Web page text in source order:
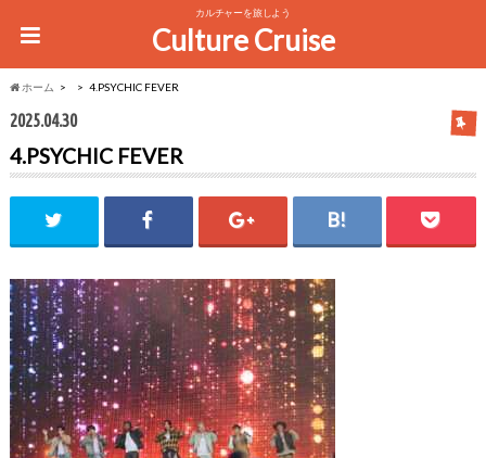
カルチャーを旅しよう
Culture Cruise
ホーム 4.PSYCHIC FEVER
2025.04.30
4.PSYCHIC FEVER